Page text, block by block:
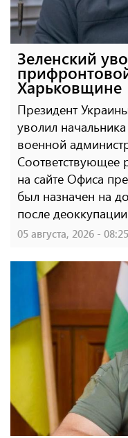
Зеленский
Харьковщине
Президент
уволил
военной
Соответствующее
на сайте Офиса
был назначен на
после
05 августа, 2026 - 08:25